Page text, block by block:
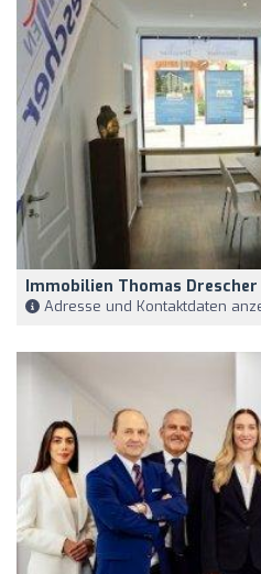
Immobilien Thomas Drescher
Adresse und Kontaktdaten